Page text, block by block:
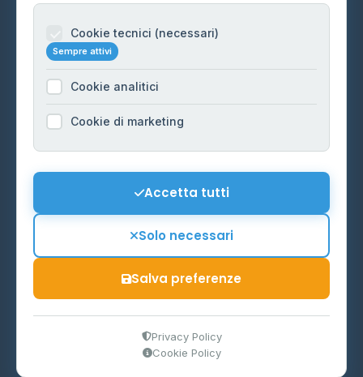
Informazioni legali
Cookie Policy
Preferenze Cookie
Mappa del sito
P.IVA 03859300364
Ministero delle Imprese e del Made in Italy
Cookie tecnici (necessari)
Sempre attivi
Cookie analitici
Cookie di marketing
Accetta tutti
Solo necessari
Salva preferenze
Privacy Policy
Cookie Policy